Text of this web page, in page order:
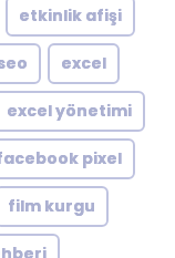
etkinlik afişi
excel
excel yönetimi
pixel
film kurgu